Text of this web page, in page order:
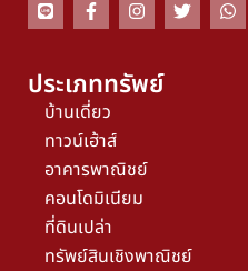
ประเภททรัพย์
บ้านเดี่ยว
ทาวน์เฮ้าส์
อาคารพาณิชย์
คอนโดมิเนียม
ที่ดินเปล่า
ทรัพย์สินเชิงพาณิชย์